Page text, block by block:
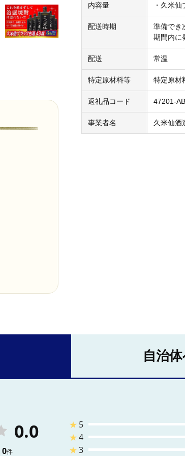
内容量 ・久米
配送時期
準備でき
期間内に
配送 常温
特定原材料等 特定原材
返礼品コード 47201-
事業者名 久米仙酒
自治
0.0
0件
★ 5
★4
★3